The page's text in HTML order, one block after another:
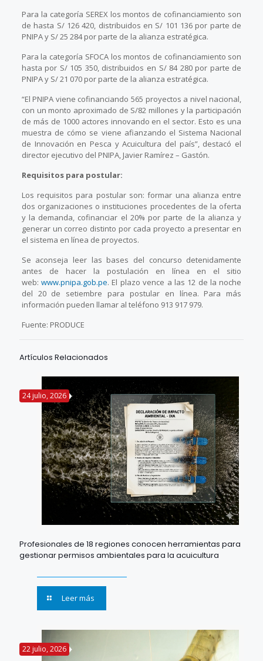
Para la categoría SEREX los montos de cofinanciamiento son
de hasta S/ 126 420, distribuidos en S/ 101 136 por parte de
PNIPA y S/ 25 284 por parte de la alianza estratégica.
Para la categoría SFOCA los montos de cofinanciamiento son
hasta por S/ 105 350, distribuidos en S/ 84 280 por parte de
PNIPA y S/ 21 070 por parte de la alianza estratégica.
“El PNIPA viene cofinanciando 565 proyectos a nivel nacional,
con un monto aproximado de S/82 millones y la participación
de más de 1000 actores innovando en el sector. Esto es una
muestra de cómo se viene afianzando el Sistema Nacional
de Innovación en Pesca y Acuicultura del país”, destacó el
director ejecutivo del PNIPA, Javier Ramírez – Gastón.
Requisitos para postular:
Los requisitos para postular son: formar una alianza entre
dos organizaciones o instituciones procedentes de la oferta
y la demanda, cofinanciar el 20% por parte de la alianza y
generar un correo distinto por cada proyecto a presentar en
el sistema en línea de proyectos.
Se aconseja leer las bases del concurso detenidamente
antes de hacer la postulación en línea en el sitio
web:www.pnipa.gob.pe. El plazo vence a las 12 de la noche
del 20 de setiembre para postular en línea. Para más
información pueden llamar al teléfono 913 917 979.
Fuente: PRODUCE
Artículos Relacionados
24 julio, 2026
Profesionales de 18 regiones conocen herramientas para
gestionar permisos ambientales para la acuicultura
Leer más
22 julio, 2026